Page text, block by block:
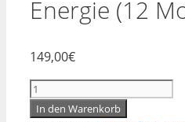
Energie (12
149,00€
Content
BannerFlat
In den Warenkorb